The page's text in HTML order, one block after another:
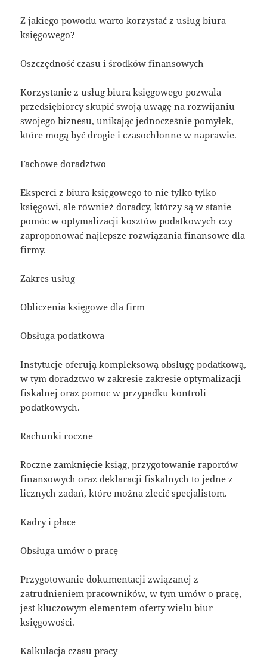
Z jakiego powodu warto korzystać z usług biura
księgowego?
Oszczędność czasu i środków finansowych
Korzystanie z usług biura księgowego pozwala
przedsiębiorcy skupić swoją uwagę na rozwijaniu
swojego biznesu, unikając jednocześnie pomyłek,
które mogą być drogie i czasochłonne w naprawie.
Fachowe doradztwo
Eksperci z biura księgowego to nie tylko tylko
księgowi, ale również doradcy, którzy są w stanie
pomóc w optymalizacji kosztów podatkowych czy
zaproponować najlepsze rozwiązania finansowe dla
firmy.
Zakres usług
Obliczenia księgowe dla firm
Obsługa podatkowa
Instytucje oferują kompleksową obsługę podatkową,
w tym doradztwo w zakresie zakresie optymalizacji
fiskalnej oraz pomoc w przypadku kontroli
podatkowych.
Rachunki roczne
Roczne zamknięcie ksiąg, przygotowanie raportów
finansowych oraz deklaracji fiskalnych to jedne z
licznych zadań, które można zlecić specjalistom.
Kadry i płace
Obsługa umów o pracę
Przygotowanie dokumentacji związanej z
zatrudnieniem pracowników, w tym umów o pracę,
jest kluczowym elementem oferty wielu biur
księgowości.
Kalkulacja czasu pracy